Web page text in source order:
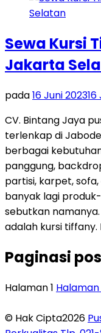
Sewa Kursi
Jakarta
pada16 Juni 202316
CV. Bintang Jaya
terlenkap di
berbagai
panggung,
partisi, karpet,
banyak lagi
sebutkan
adalah kursi tiffany.
Paginasi pos
Halaman1 Halaman
© Hak Cipta2026